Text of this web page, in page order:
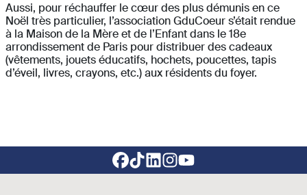
Aussi, pour réchauffer le cœur des plus démunis en ce
Noël très particulier, l’association GduCoeur s’était rendue
à la Maison de la Mère et de l’Enfant dans le 18e
arrondissement de Paris pour distribuer des cadeaux
(vêtements, jouets éducatifs, hochets, poucettes, tapis
d’éveil, livres, crayons, etc.) aux résidents du foyer.
Footer social links